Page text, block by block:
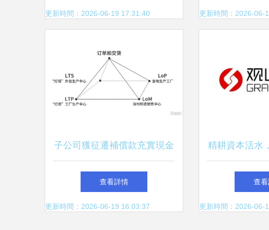
略
更新時間：2026-06-19 17:31:40 健
更新時間：2026-06-
子公司獲征遷補償款充實現金
流 中集車輛高端制造網絡效
用進一步釋放
查看詳情
更新時間：2026-06-19 16:03:37
精耕資本活水
——河北觀山
踐
查
更新時間：2026-06-